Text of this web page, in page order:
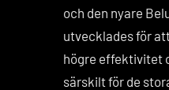
och den nyare
utvecklades för
högre effektivitet
särskilt för de